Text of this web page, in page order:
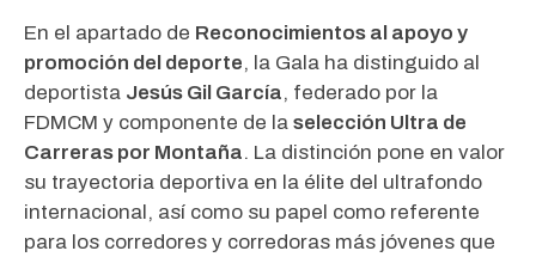
En el apartado de Reconocimientos al apoyo y
promoción del deporte, la Gala ha distinguido al
deportista Jesús Gil García, federado por la
FDMCM y componente de la selección Ultra de
Carreras por Montaña. La distinción pone en valor
su trayectoria deportiva en la élite del ultrafondo
internacional, así como su papel como referente
para los corredores y corredoras más jóvenes que